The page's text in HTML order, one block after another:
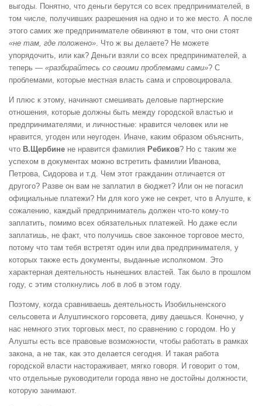
выгоды. Понятно, что деньги берутся со всех предпринимателей, в
том числе, получивших разрешения на одно и то же место. А после
этого самих же предпринимателе обвиняют в том, что они стоят
«не там, где положено». Что ж вы делаете? Не можете
упорядочить, или как? Деньги взяли со всех предпринимателей, а
теперь — «разбирайтесь со своими проблемами сами»? С
проблемами, которые местная власть сама и спровоцировала.
И плюс к этому, начинают смешивать деловые партнерские
отношения, которые должны быть между городской властью и
предпринимателями, и личностные: нравится человек или не
нравится, угоден или неугоден. Иначе, каким образом объяснить,
что В.Щербине не нравится фамилия Ребиков? Но с таким же
успехом в документах можно встретить фамилии Иванова,
Петрова, Сидорова и т.д. Чем этот гражданин отличается от
другого? Разве он вам не заплатил в бюджет? Или он не погасил
официальные платежи? Ни для кого уже не секрет, что в Алуште, к
сожалению, каждый предприниматель должен что-то кому-то
заплатить, помимо всех обязательных платежей. Но даже если
заплатишь, не факт, что получишь свое законное торговое место,
потому что там тебя встретят один или два предпринимателя, у
которых также есть документы, выданные исполкомом. Это
характерная деятельность нынешних властей. Так было в прошлом
году, с этим столкнулись лоб в лоб в этом году.
Поэтому, когда сравниваешь деятельность Изобильненского
сельсовета и Алуштинского горсовета, диву даешься. Конечно, у
нас немного этих торговых мест, по сравнению с городом. Но у
Алушты есть все правовые возможности, чтобы работать в рамках
закона, а не так, как это делается сегодня. И такая работа
городской власти настораживает, мягко говоря. И говорит о том,
что отдельные руководители города явно не достойны должности,
которую занимают.